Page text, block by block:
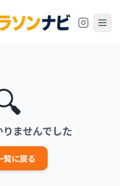
ませんでした
覧に戻る